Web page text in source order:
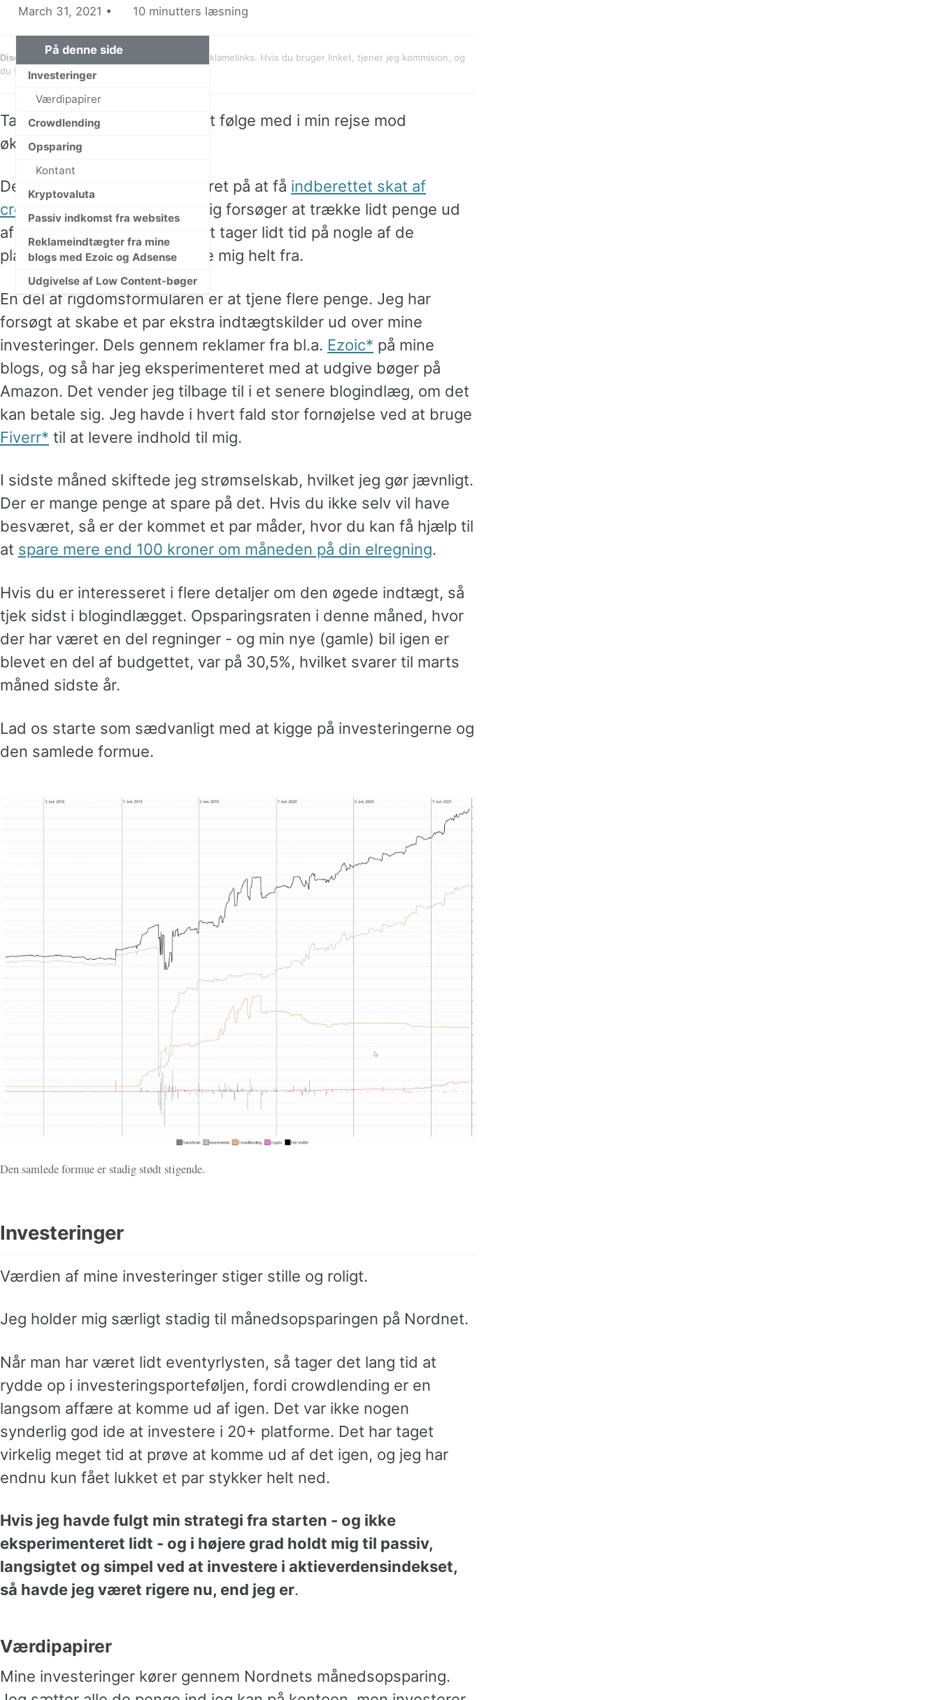
March 31, 2021 10 minutters læsning
På denne side
Investeringer
Værdipapirer
Crowdlending
Opsparing
Kontant
Kryptovaluta
Passiv indkomst fra websites
Reklameindtægter fra mine
blogs med Ezoic og Adsense
Udgivelse af Low Content-bøger
Discloure
: Links markeret med asteriks (*) er reklamelinks. Hvis du bruger linket, tjener jeg kommision, og
du får måske en bonus.
Tak fordi du kigger forbi for at følge med i min rejse mod
økonomisk frihed.
Denne måned har jeg fokuseret på at få indberettet skat af
crowdlending
, mens jeg stadig forsøger at trække lidt penge ud
af crowdlending generelt. Det tager lidt tid på nogle af de
platforme, jeg helst vil trække mig helt fra.
En del af rigdomsformularen er at tjene flere penge. Jeg har
forsøgt at skabe et par ekstra indtægtskilder ud over mine
investeringer. Dels gennem reklamer fra bl.a. Ezoic
på mine
blogs, og så har jeg eksperimenteret med at udgive bøger på
Amazon. Det vender jeg tilbage til i et senere blogindlæg, om det
kan betale sig. Jeg havde i hvert fald stor fornøjelse ved at bruge
Fiverr
til at levere indhold til mig.
I sidste måned skiftede jeg strømselskab, hvilket jeg gør jævnligt.
Der er mange penge at spare på det. Hvis du ikke selv vil have
besværet, så er der kommet et par måder, hvor du kan få hjælp til
at spare mere end 100 kroner om måneden på din elregning.
Hvis du er interesseret i flere detaljer om den øgede indtægt, så
tjek sidst i blogindlægget. Opsparingsraten i denne måned, hvor
der har været en del regninger - og min nye (gamle) bil igen er
blevet en del af budgettet, var på 30,5%, hvilket svarer til marts
måned sidste år.
Lad os starte som sædvanligt med at kigge på investeringerne og
den samlede formue.
Den samlede formue er stadig stødt stigende.
Investeringer
Værdien af mine investeringer stiger stille og roligt.
Jeg holder mig særligt stadig til månedsopsparingen på Nordnet.
Når man har været lidt eventyrlysten, så tager det lang tid at
rydde op i investeringsporteføljen, fordi crowdlending er en
langsom affære at komme ud af igen. Det var ikke nogen
synderlig god ide at investere i 20+ platforme. Det har taget
virkelig meget tid at prøve at komme ud af det igen, og jeg har
endnu kun fået lukket et par stykker helt ned.
Hvis jeg havde fulgt min strategi fra starten - og ikke
eksperimenteret lidt - og i højere grad holdt mig til passiv,
langsigtet og simpel ved at investere i aktieverdensindekset,
så havde jeg været rigere nu, end jeg er.
Værdipapirer
Mine investeringer kører gennem Nordnets månedsopsparing.